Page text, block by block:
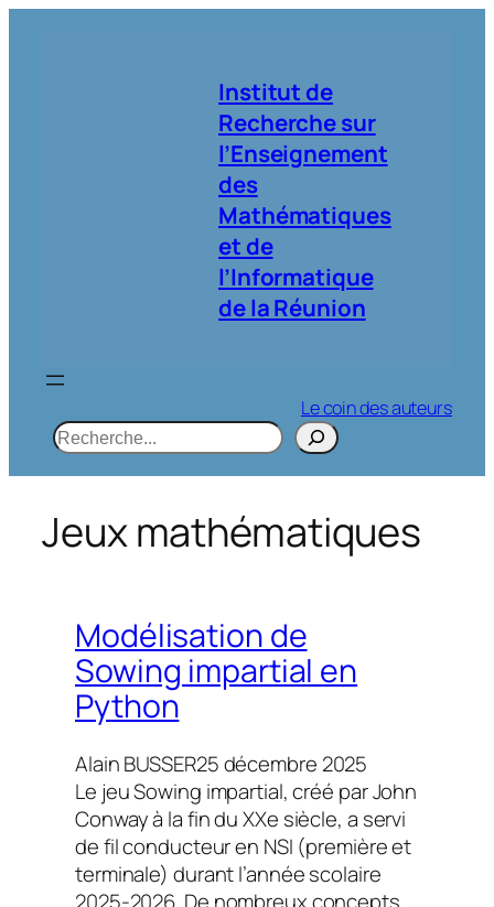
Institut de
Recherche sur
l’Enseignement
des
Mathématiques
et de
l’Informatique
de la Réunion
Le coin des auteurs
R
e
h
e
Jeux mathématiques
Modélisation de
Sowing impartial en
Python
Alain BUSSER25 décembre 2025
Le jeu Sowing impartial, créé par John
Conway à la fin du XXe siècle, a servi
de fil conducteur en NSI (première et
terminale) durant l’année scolaire